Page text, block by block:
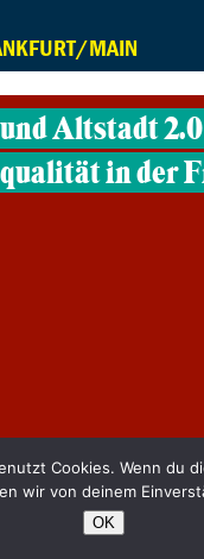
MAIN
Altstadt
in der
Cookies. Wenn du
wir von deinem
OK